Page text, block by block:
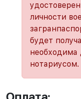
личности
будет
необходима
нотариусом.